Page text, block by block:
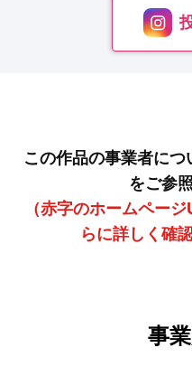
この作品の事業者に
をご参
（赤字のホームペー
らに詳しく確
事